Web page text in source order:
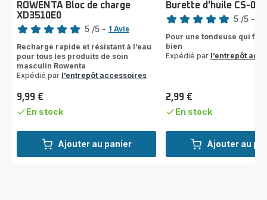
Ajouter au panier
ROWENTA Bloc de charge
XD3510E0
Note
5
étoiles
(moyenne)
5 /5 - 1 Avis
Recharge rapide et résistant à l’eau
pour tous les produits de soin
masculin Rowenta
Expédié par l’entrepôt accessoires
Prix
9,99 €
En stock
Ajouter au
Burette d'huile CS-
Note
5
étoiles
5 /5 -
Pour une tondeuse qui
bien
Expédié par l’entrepôt
Prix
2,99 €
En stock